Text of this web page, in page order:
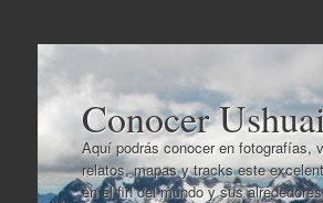
Conocer
Aquí podrás conocer en fotografías,
relatos, mapas y tracks este
en el fin del mundo y sus